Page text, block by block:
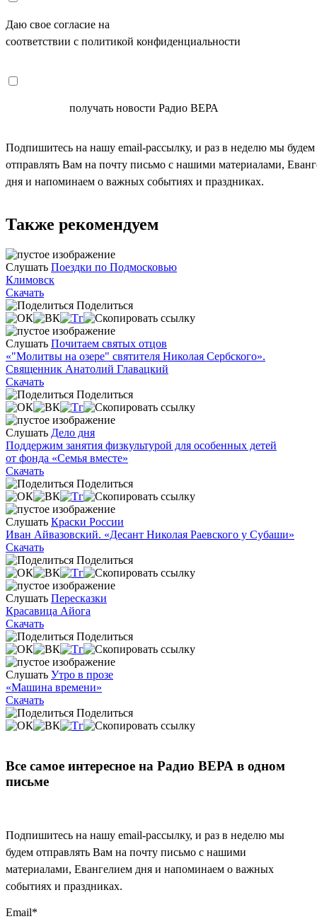
Даю свое согласие на
соответствии с политикой конфиденциальности
получать новости Радио ВЕРА
Подпишитесь на нашу email-рассылку, и раз в неделю мы будем
отправлять Вам на почту письмо с нашими материалами,
дня и напоминаем о важных событиях и праздниках.
Также рекомендуем
Слушать Поездки по Подмосковью
Климовск
Скачать
Поделиться
Слушать Почитаем святых отцов
«"Молитвы на озере" святителя Николая Сербского».
Священник Анатолий Главацкий
Скачать
Поделиться
Слушать Дело дня
Поддержим занятия физкультурой для особенных детей
от фонда «Семья вместе»
Скачать
Поделиться
Слушать Краски России
Иван Айвазовский. «Десант Николая Раевского у Субаши»
Скачать
Поделиться
Слушать Пересказки
Красавица Айога
Скачать
Поделиться
Слушать Утро в прозе
«Машина времени»
Скачать
Поделиться
Все самое интересное на Радио ВЕРА в одном
письме
Подпишитесь на нашу email-рассылку, и раз в неделю мы
будем отправлять Вам на почту письмо с нашими
материалами, Евангелием дня и напоминаем о важных
событиях и праздниках.
Email*